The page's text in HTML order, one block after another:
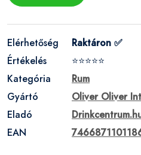
Elérhetőség
Raktáron ✅
Értékelés
⭐⭐⭐⭐⭐
Kategória
Rum
Gyártó
Oliver Oliver
Eladó
EAN